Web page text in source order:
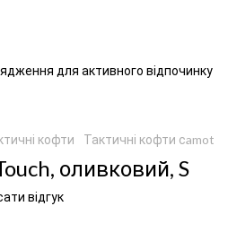
для активного відпочинку
кофти Тактичні кофти сamotec
оливковий, S
відгук